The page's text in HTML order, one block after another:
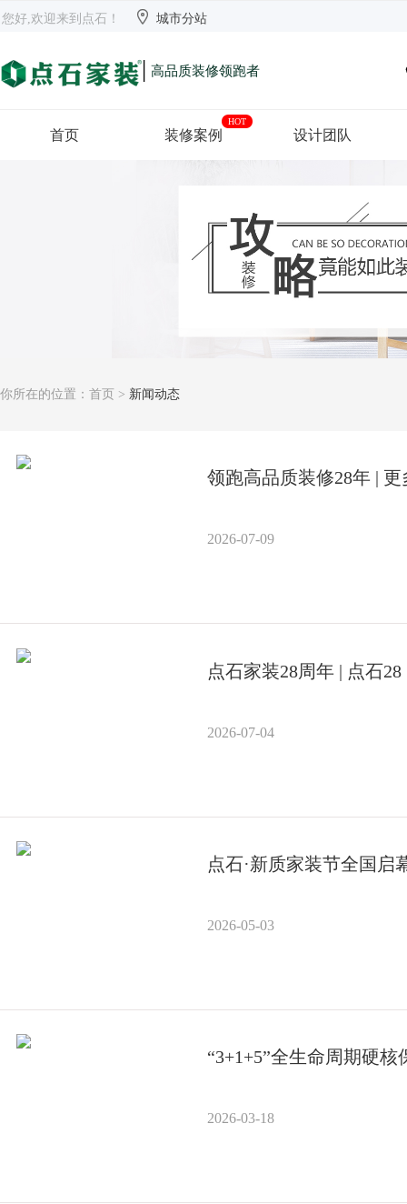
欢迎来到点石  长沙 【切换】
您好,欢迎来到点石！  城市分站
| 高品质装修领跑者
首页 装修案例
HOT
设计团队
你所在的位置： 首页 > 新闻动态
领跑高品质装修28年 |
2026-07-09
点石家装28周年 | 点石
2026-07-04
点石·新质家装节全国启
2026-05-03
“3+1+5”全生命周期硬
2026-03-18